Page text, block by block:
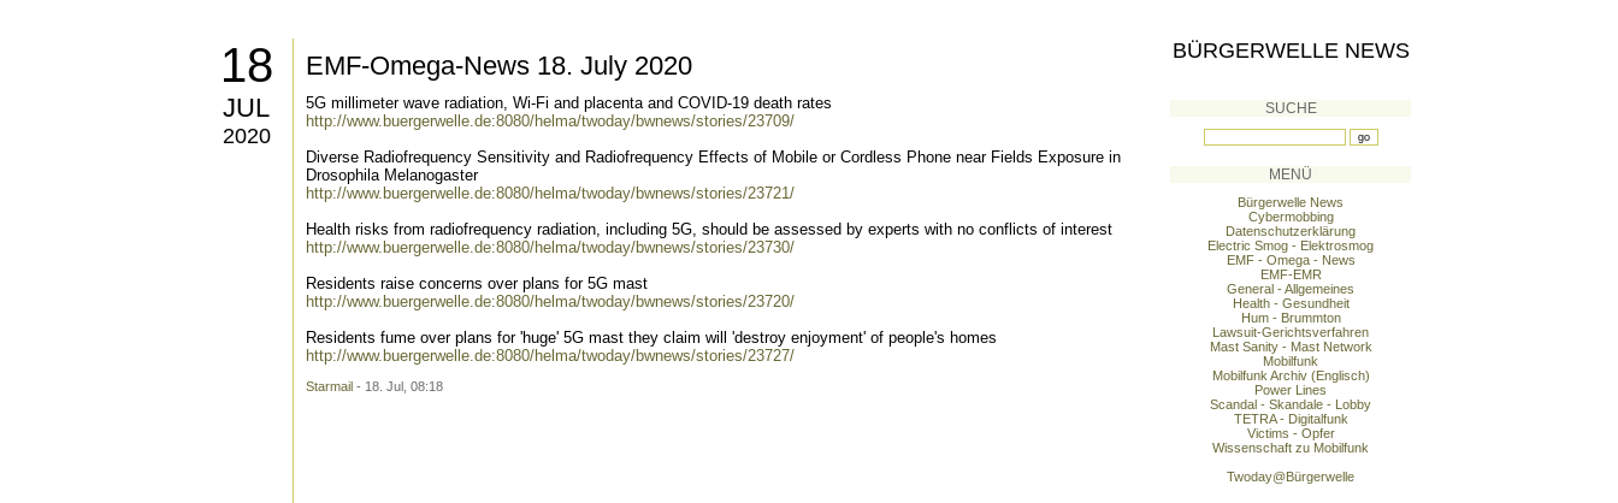
18
JUL
2020
EMF-Omega-News 18. July 2020
5G millimeter wave radiation, Wi-Fi and placenta and COVID-19 death rates
http://www.buergerwelle.de:8080/helma/twoday/bwnews/stories/23709/
Diverse Radiofrequency Sensitivity and Radiofrequency Effects of Mobile or Cordless Phone near Fields Exposure in
Drosophila Melanogaster
http://www.buergerwelle.de:8080/helma/twoday/bwnews/stories/23721/
Health risks from radiofrequency radiation, including 5G, should be assessed by experts with no conflicts of interest
http://www.buergerwelle.de:8080/helma/twoday/bwnews/stories/23730/
Residents raise concerns over plans for 5G mast
http://www.buergerwelle.de:8080/helma/twoday/bwnews/stories/23720/
Residents fume over plans for 'huge' 5G mast they claim will 'destroy enjoyment' of people's homes
http://www.buergerwelle.de:8080/helma/twoday/bwnews/stories/23727/
Starmail - 18. Jul, 08:18
BÜRGERWELLE NEWS
SUCHE
MENÜ
Bürgerwelle News
Cybermobbing
Datenschutzerklärung
Electric Smog - Elektrosmog
EMF - Omega - News
EMF-EMR
General - Allgemeines
Health - Gesundheit
Hum - Brummton
Lawsuit-Gerichtsverfahren
Mast Sanity - Mast Network
Mobilfunk
Mobilfunk Archiv (Englisch)
Power Lines
Scandal - Skandale - Lobby
TETRA - Digitalfunk
Victims - Opfer
Wissenschaft zu Mobilfunk
Twoday@Bürgerwelle